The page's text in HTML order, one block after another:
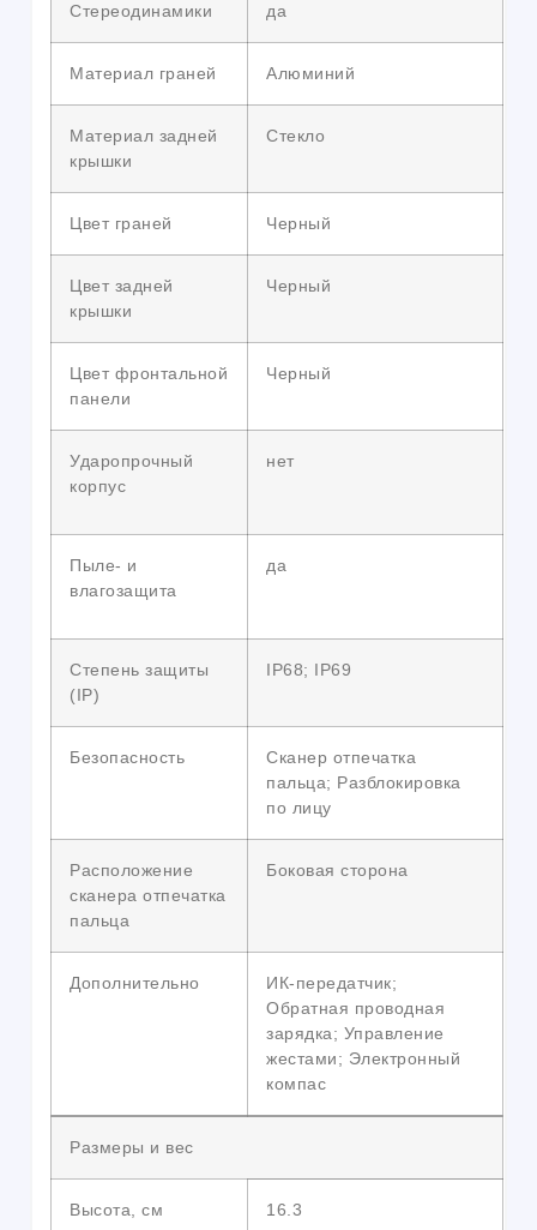
Стереодинамики да
Материал граней Алюминий
Материал задней
крышки
Стекло
Цвет граней Черный
Цвет задней
крышки
Черный
Цвет фронтальной
панели
Черный
Ударопрочный
корпус
нет
Пыле- и
влагозащита
да
Степень защиты
(IP)
IP68; IP69
Безопасность
Сканер отпечатка
пальца; Разблокировка
по лицу
Расположение
сканера отпечатка
пальца
Боковая сторона
Дополнительно
ИК-передатчик;
Обратная проводная
зарядка; Управление
жестами; Электронный
компас
Размеры и вес
Высота, см 16.3